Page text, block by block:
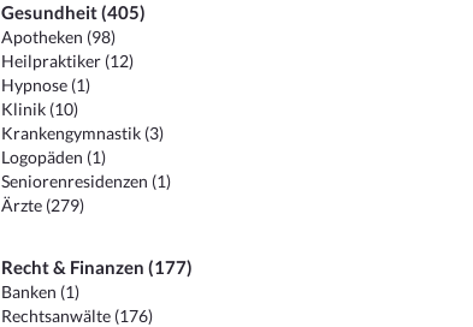
Gesundheit (405)
Apotheken (98)
Heilpraktiker (12)
Hypnose (1)
Klinik (10)
Krankengymnastik (3)
Logopäden (1)
Seniorenresidenzen (1)
Ärzte (279)
Recht & Finanzen (177)
Banken (1)
Rechtsanwälte (176)